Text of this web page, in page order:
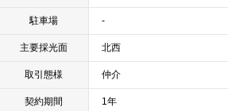
駐車場 -
主要採光面 北西
取引態様 仲介
契約期間 1年